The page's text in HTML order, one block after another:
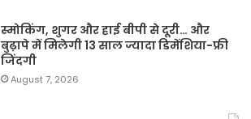
स्मोकिंग, शुगर और हाई बीपी से दूरी… और
बुढ़ापे में मिलेगी 13 साल ज्यादा डिमेंशिया-फ्री
जिंदगी
August 7, 2026